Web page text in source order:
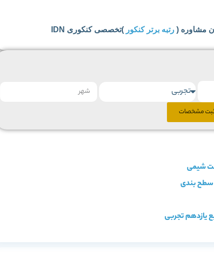
مشاوره ( رتبه برتر کنکور )تخصصی کنکوری IDN
مشخصات
یازدهم تجربی